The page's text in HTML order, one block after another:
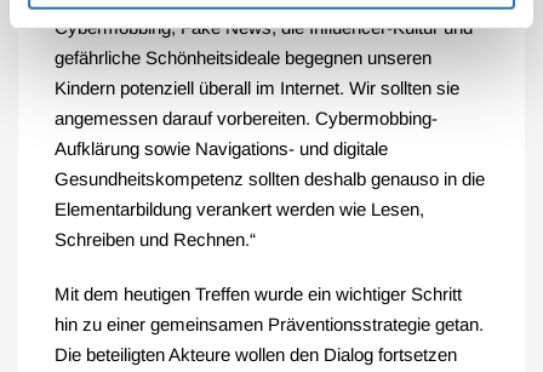
Cybermobbing, Fake News, die Influencer-Kultur und
gefährliche Schönheitsideale begegnen unseren
Kindern potenziell überall im Internet. Wir sollten sie
angemessen darauf vorbereiten. Cybermobbing-
Aufklärung sowie Navigations- und digitale
Gesundheitskompetenz sollten deshalb genauso in die
Elementarbildung verankert werden wie Lesen,
Schreiben und Rechnen.“
Mit dem heutigen Treffen wurde ein wichtiger Schritt
hin zu einer gemeinsamen Präventionsstrategie getan.
Die beteiligten Akteure wollen den Dialog fortsetzen